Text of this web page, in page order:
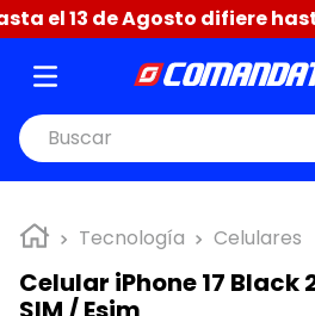
el 13 de Agosto difiere
Buscar
Tecnología Celulares
Celular iPhone 17 Black